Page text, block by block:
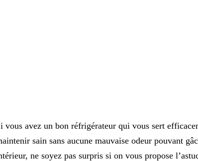
vous avez un bon réfrigérateur qui vous sert
sain sans aucune mauvaise odeur pouvant
ne soyez pas surpris si on vous propose